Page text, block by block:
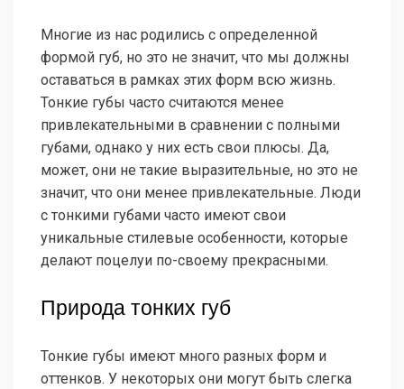
Многие из нас родились с определенной
формой губ, но это не значит, что мы должны
оставаться в рамках этих форм всю жизнь.
Тонкие губы часто считаются менее
привлекательными в сравнении с полными
губами, однако у них есть свои плюсы. Да,
может, они не такие выразительные, но это не
значит, что они менее привлекательные. Люди
с тонкими губами часто имеют свои
уникальные стилевые особенности, которые
делают поцелуи по-своему прекрасными.
Природа тонких губ
Тонкие губы имеют много разных форм и
оттенков. У некоторых они могут быть слегка